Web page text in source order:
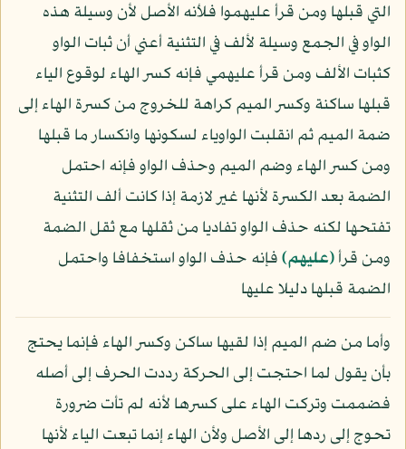
التي قبلها ومن قرأ عليهموا فلأنه الأصل لأن وسيلة هذه
الواو في الجمع وسيلة لألف في التثنية أعني أن ثبات الواو
كثبات الألف ومن قرأ عليهمي فإنه كسر الهاء لوقوع الياء
قبلها ساكنة وكسر الميم كراهة للخروج من كسرة الهاء إلى
ضمة الميم ثم انقلبت الواوياء لسكونها وانكسار ما قبلها
ومن كسر الهاء وضم الميم وحذف الواو فإنه احتمل
الضمة بعد الكسرة لأنها غير لازمة إذا كانت ألف التثنية
تفتحها لكنه حذف الواو تفاديا من ثقلها مع ثقل الضمة
ومن قرأ﴿عليهم﴾فإنه حذف الواو استخفافا واحتمل
الضمة قبلها دليلا عليها
وأما من ضم الميم إذا لقيها ساكن وكسر الهاء فإنما يحتج
بأن يقول لما احتجت إلى الحركة رددت الحرف إلى أصله
فضممت وتركت الهاء على كسرها لأنه لم تأت ضرورة
تحوج إلى ردها إلى الأصل ولأن الهاء إنما تبعت الياء لأنها